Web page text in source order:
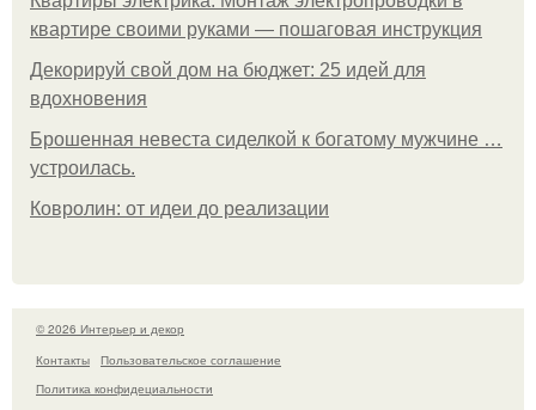
квартире своими руками — пошаговая инструкция
Декорируй свой дом на бюджет: 25 идей для
вдохновения
Брошенная невеста сиделкой к богатому мужчине …
устроилась.
Ковролин: от идеи до реализации
© 2026 Интерьер и декор
Контакты
Пользовательское соглашение
Политика конфидециальности